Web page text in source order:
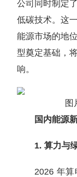
公司同时制定
低碳技术。这
能源市场的地
型奠定基础，
响。
图
国内能源
1. 算力与
2026 年